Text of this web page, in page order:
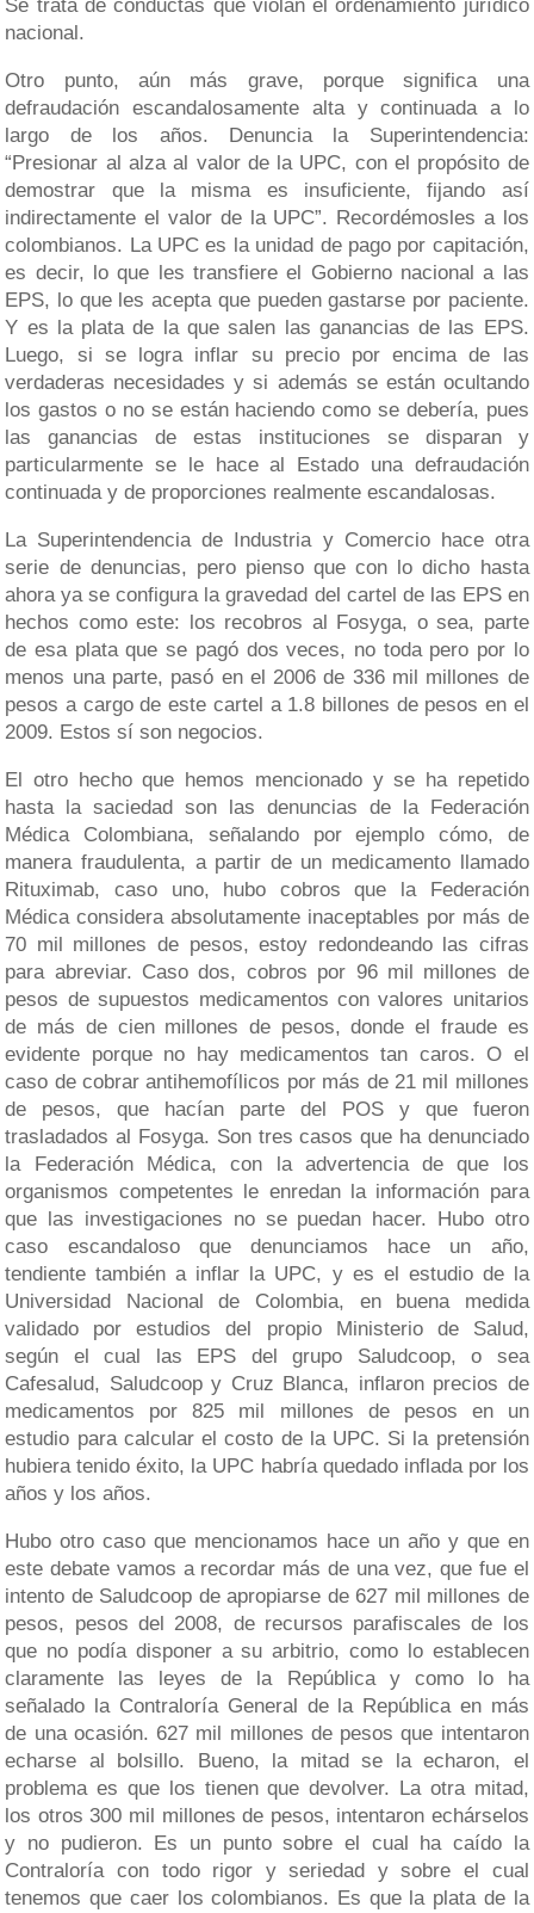
Se trata de conductas que violan el ordenamiento jurídico
nacional.
Otro punto, aún más grave, porque significa una
defraudación escandalosamente alta y continuada a lo
largo de los años. Denuncia la Superintendencia:
“Presionar al alza al valor de la UPC, con el propósito de
demostrar que la misma es insuficiente, fijando así
indirectamente el valor de la UPC”. Recordémosles a los
colombianos. La UPC es la unidad de pago por capitación,
es decir, lo que les transfiere el Gobierno nacional a las
EPS, lo que les acepta que pueden gastarse por paciente.
Y es la plata de la que salen las ganancias de las EPS.
Luego, si se logra inflar su precio por encima de las
verdaderas necesidades y si además se están ocultando
los gastos o no se están haciendo como se debería, pues
las ganancias de estas instituciones se disparan y
particularmente se le hace al Estado una defraudación
continuada y de proporciones realmente escandalosas.
La Superintendencia de Industria y Comercio hace otra
serie de denuncias, pero pienso que con lo dicho hasta
ahora ya se configura la gravedad del cartel de las EPS en
hechos como este: los recobros al Fosyga, o sea, parte
de esa plata que se pagó dos veces, no toda pero por lo
menos una parte, pasó en el 2006 de 336 mil millones de
pesos a cargo de este cartel a 1.8 billones de pesos en el
2009. Estos sí son negocios.
El otro hecho que hemos mencionado y se ha repetido
hasta la saciedad son las denuncias de la Federación
Médica Colombiana, señalando por ejemplo cómo, de
manera fraudulenta, a partir de un medicamento llamado
Rituximab, caso uno, hubo cobros que la Federación
Médica considera absolutamente inaceptables por más de
70 mil millones de pesos, estoy redondeando las cifras
para abreviar. Caso dos, cobros por 96 mil millones de
pesos de supuestos medicamentos con valores unitarios
de más de cien millones de pesos, donde el fraude es
evidente porque no hay medicamentos tan caros. O el
caso de cobrar antihemofílicos por más de 21 mil millones
de pesos, que hacían parte del POS y que fueron
trasladados al Fosyga. Son tres casos que ha denunciado
la Federación Médica, con la advertencia de que los
organismos competentes le enredan la información para
que las investigaciones no se puedan hacer. Hubo otro
caso escandaloso que denunciamos hace un año,
tendiente también a inflar la UPC, y es el estudio de la
Universidad Nacional de Colombia, en buena medida
validado por estudios del propio Ministerio de Salud,
según el cual las EPS del grupo Saludcoop, o sea
Cafesalud, Saludcoop y Cruz Blanca, inflaron precios de
medicamentos por 825 mil millones de pesos en un
estudio para calcular el costo de la UPC. Si la pretensión
hubiera tenido éxito, la UPC habría quedado inflada por los
años y los años.
Hubo otro caso que mencionamos hace un año y que en
este debate vamos a recordar más de una vez, que fue el
intento de Saludcoop de apropiarse de 627 mil millones de
pesos, pesos del 2008, de recursos parafiscales de los
que no podía disponer a su arbitrio, como lo establecen
claramente las leyes de la República y como lo ha
señalado la Contraloría General de la República en más
de una ocasión. 627 mil millones de pesos que intentaron
echarse al bolsillo. Bueno, la mitad se la echaron, el
problema es que los tienen que devolver. La otra mitad,
los otros 300 mil millones de pesos, intentaron echárselos
y no pudieron. Es un punto sobre el cual ha caído la
Contraloría con todo rigor y seriedad y sobre el cual
tenemos que caer los colombianos. Es que la plata de la